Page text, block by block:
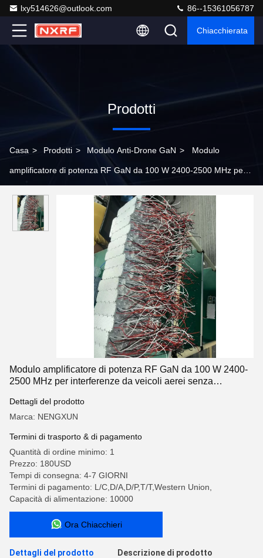
lxy514626@outlook.com 86--15361056787
Chiacchierata
Prodotti
Casa > Prodotti > Modulo Anti-Drone GaN > Modulo
amplificatore di potenza RF GaN da 100 W 2400-2500 MHz per
GaN
Modulo amplificatore di potenza RF GaN da 100 W 2400-
2500 MHz per interferenze da veicoli aerei senza
Dettagli del prodotto
Marca: NENGXUN
Termini di trasporto & di pagamento
Quantità di ordine minimo: 1
Prezzo: 180USD
Tempi di consegna: 4-7 GIORNI
Termini di pagamento: L/C,D/A,D/P,T/T,Western Union,
Capacità di alimentazione: 10000
Ora Chiacchieri
Dettagli del prodotto Descrizione di prodotto